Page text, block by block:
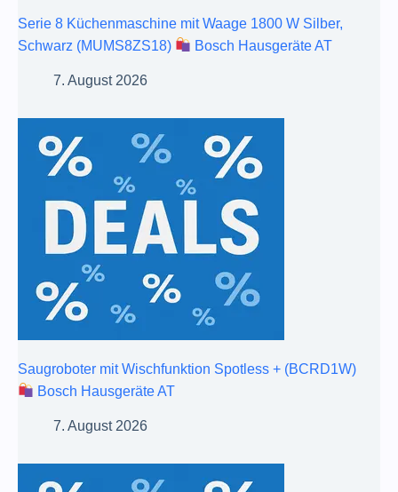
Serie 8 Küchenmaschine mit Waage 1800 W Silber,
Schwarz (MUMS8ZS18)
Bosch Hausgeräte AT
7. August 2026
Saugroboter mit Wischfunktion Spotless + (BCRD1W)
Bosch Hausgeräte AT
7. August 2026